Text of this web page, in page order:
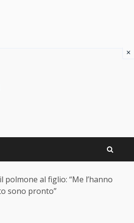
polmone al figlio: “Me l’hanno
sono pronto”
×